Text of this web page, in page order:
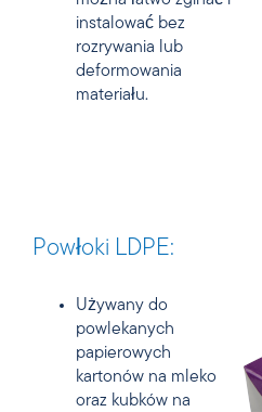
instalować bez
rozrywania lub
deformowania
materiału.
Powłoki LDPE:
Używany do
powlekanych
papierowych
kartonów na mleko
oraz kubków na